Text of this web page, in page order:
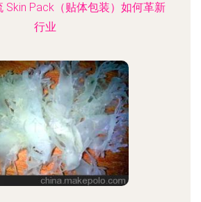
Skin Pack（贴体包装）如何革新
行业